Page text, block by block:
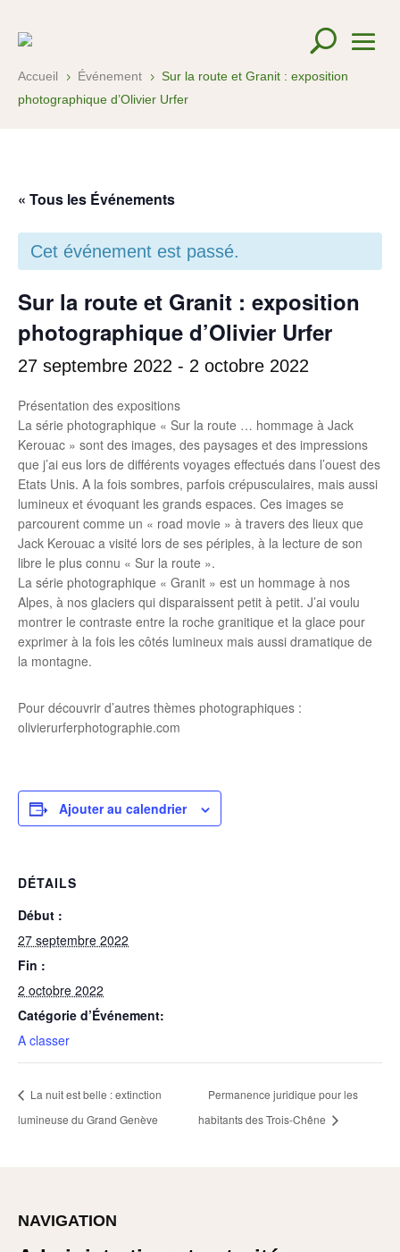
Accueil 5 Événement 5 Sur la route et Granit : exposition
photographique d’Olivier Urfer
« Tous les Événements
Cet événement est passé.
Sur la route et Granit : exposition
photographique d’Olivier Urfer
27 septembre 2022 - 2 octobre 2022
Présentation des expositions
La série photographique « Sur la route … hommage à Jack
Kerouac » sont des images, des paysages et des impressions
que j’ai eus lors de différents voyages effectués dans l’ouest des
Etats Unis. A la fois sombres, parfois crépusculaires, mais aussi
lumineux et évoquant les grands espaces. Ces images se
parcourent comme un « road movie » à travers des lieux que
Jack Kerouac a visité lors de ses périples, à la lecture de son
libre le plus connu « Sur la route ».
La série photographique « Granit » est un hommage à nos
Alpes, à nos glaciers qui disparaissent petit à petit. J’ai voulu
montrer le contraste entre la roche granitique et la glace pour
exprimer à la fois les côtés lumineux mais aussi dramatique de
la montagne.
Pour découvrir d’autres thèmes photographiques :
olivierurferphotographie.com
Ajouter au calendrier
DÉTAILS
Début :
27 septembre 2022
Fin :
2 octobre 2022
Catégorie d’Événement:
A classer
La nuit est belle : extinction
lumineuse du Grand Genève
Permanence juridique pour les
habitants des Trois-Chêne
NAVIGATION